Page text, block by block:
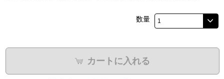
数量
カートに入れる